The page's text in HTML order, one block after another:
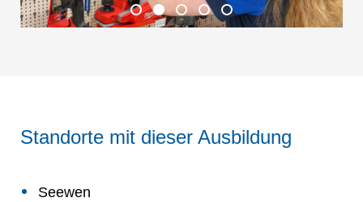
Standorte mit dieser Ausbildung
Seewen